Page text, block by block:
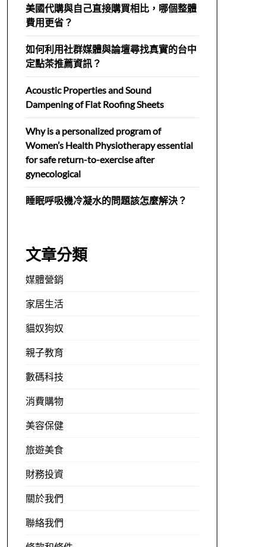
美國代購與自己直接購買相比，哪個整體
費用更省？
如何利用社群媒體與論壇尋找真實的台中
定點茶推薦資訊？
Acoustic Properties and Sound
Dampening of Flat Roofing Sheets
Why is a personalized program of
Women’s Health Physiotherapy essential
for safe return-to-exercise after
gynecological
睡眠呼吸機冷凝水的問題該怎麼解決？
文章分類
媒體營銷
家居生活
貓奴狗奴
親子教育
數碼科技
消費購物
美容保健
旅遊美食
財務投資
關於我們
聯絡我們